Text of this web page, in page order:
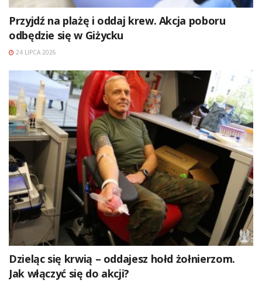
Przyjdź na plażę i oddaj krew. Akcja poboru
odbędzie się w Giżycku
24 LIPCA 2026
Dzieląc się krwią – oddajesz hołd żołnierzom.
Jak włączyć się do akcji?